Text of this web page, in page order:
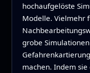
hochaufgelöste
Modelle. Vielmehr
grobe
machen. Indem